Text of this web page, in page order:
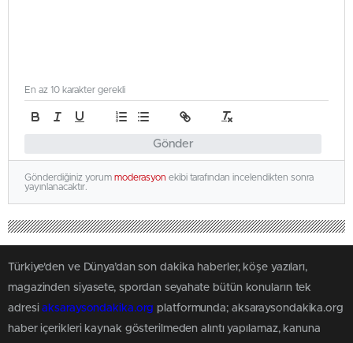
Gönder
En az 10 karakter gerekli
Gönderdiğiniz yorum moderasyon ekibi tarafından incelendikten sonra
yayınlanacaktır.
Türkiye'den ve Dünya’dan son dakika haberler, köşe yazıları,
magazinden siyasete, spordan seyahate bütün konuların tek
adresiaksaraysondakika.org platformunda; aksaraysondakika.org
haber içerikleri kaynak gösterilmeden alıntı yapılamaz, kanuna